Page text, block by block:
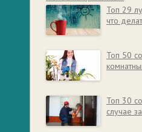
Топ 29
что
Топ 50
Топ 30
случае